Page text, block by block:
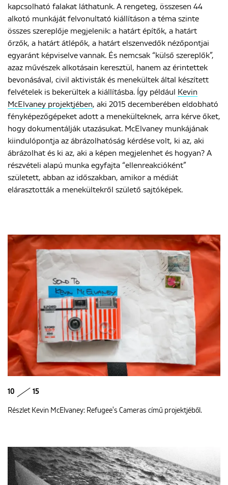
kapcsolható falakat láthatunk. A rengeteg, összesen 44
alkotó munkáját felvonultató kiállításon a téma szinte
összes szereplője megjelenik: a határt építők, a határt
őrzők, a határt átlépők, a határt elszenvedők nézőpontjai
egyaránt képviselve vannak. És nemcsak “külső szereplők”,
azaz művészek alkotásain keresztül, hanem az érintettek
bevonásával, civil aktivisták és menekültek által készített
felvételek is bekerültek a kiállításba. Így például Kevin
McElvaney projektjében, aki 2015 decemberében eldobható
fényképezőgépeket adott a menekülteknek, arra kérve őket,
hogy dokumentálják utazásukat. McElvaney munkájának
kiindulópontja az ábrázolhatóság kérdése volt, ki az, aki
ábrázolhat és ki az, aki a képen megjelenhet és hogyan? A
részvételi alapú munka egyfajta “ellenreakcióként”
született, abban az időszakban, amikor a médiát
elárasztották a menekültekről születő sajtóképek.
10 15
Részlet Kevin McElvaney: Refugee's Cameras című projektjéből.